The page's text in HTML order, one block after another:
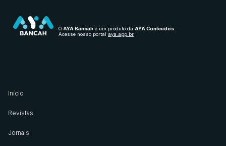
O AYA Bancah é um produto da AYA Conteúdos
Acesse nosso portal aya.app.br
Início
Revistas
Jornais